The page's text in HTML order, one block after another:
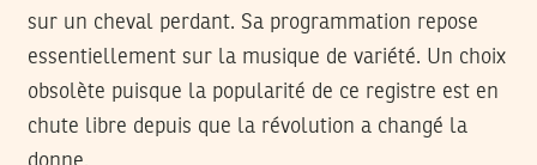
sur un cheval perdant. Sa programmation repose
essentiellement sur la musique de variété. Un choix
obsolète puisque la popularité de ce registre est en
chute libre depuis que la révolution a changé la